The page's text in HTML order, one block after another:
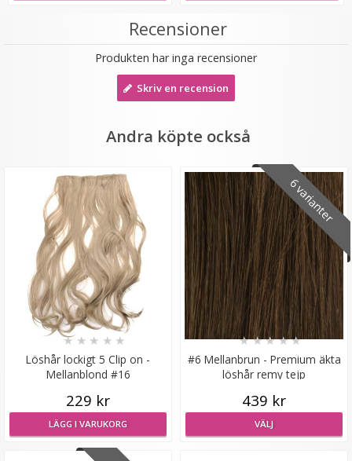
LÄGG I VARUKORG
Diadem flätat - Blond
★ ★★
129 kr
LÄGG I VARUKORG
Recensioner
Produkten har inga recensioner
Skriv en recension
Andra köpte också
Löshår lockigt 5 Clip on -
Mellanblond #16
★ ★ ★ ★ ★
229 kr
LÄGG I VARUKORG
6 varianter
#6 Mellanbrun - Premium äkta
löshår remy tejp
★★★★★
439 kr
VÄLJ